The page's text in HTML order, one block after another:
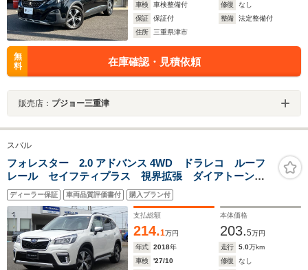
車検
車検整備付 修復
なし
保証
保証付 整備
法定整備付
住所
三重県津市
無
料
在庫確認・見積依頼
販売店： プジョー三重津
スバル
フォレスター 2.0 アドバンス 4WD ドラレコ ルーフ
レール セイフティプラス 視界拡張 ダイアトーンナ
ビ フルセグ Bluetoothオーディオ USB フロントカ
メラ サイドカメラ バックカメラ スマートリヤビュ
ーミラー ETC2.0
ディーラー保証 車両品質評価書付 購入プラン付
支払総額
214.1万円
本体価格
203.5万円
年式
2018年 走行 5.0万km
車検
'27/10 修復
なし